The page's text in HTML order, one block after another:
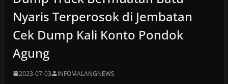
Nyaris Terperosok di Jembatan
Cek Dump Kali Konto Pondok
Agung
2023-07-03 INFOMALANGNEWS